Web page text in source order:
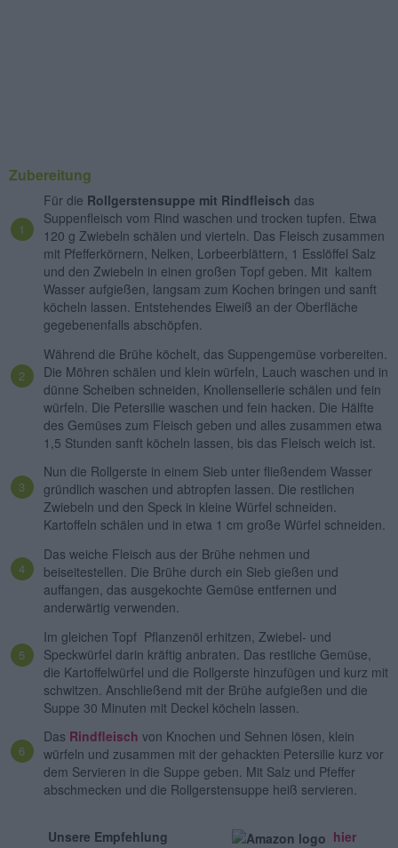
Zubereitung
Für die Rollgerstensuppe mit Rindfleisch das
Suppenfleisch vom Rind waschen und trocken tupfen. Etwa
120 g Zwiebeln schälen und vierteln. Das Fleisch zusammen
mit Pfefferkörnern, Nelken, Lorbeerblättern, 1 Esslöffel Salz
und den Zwiebeln in einen großen Topf geben. Mit kaltem
Wasser aufgießen, langsam zum Kochen bringen und sanft
köcheln lassen. Entstehendes Eiweiß an der Oberfläche
gegebenenfalls abschöpfen.
Während die Brühe köchelt, das Suppengemüse vorbereiten.
Die Möhren schälen und klein würfeln, Lauch waschen und in
dünne Scheiben schneiden, Knollensellerie schälen und fein
würfeln. Die Petersilie waschen und fein hacken. Die Hälfte
des Gemüses zum Fleisch geben und alles zusammen etwa
1,5 Stunden sanft köcheln lassen, bis das Fleisch weich ist.
Nun die Rollgerste in einem Sieb unter fließendem Wasser
gründlich waschen und abtropfen lassen. Die restlichen
Zwiebeln und den Speck in kleine Würfel schneiden.
Kartoffeln schälen und in etwa 1 cm große Würfel schneiden.
Das weiche Fleisch aus der Brühe nehmen und
beiseitestellen. Die Brühe durch ein Sieb gießen und
auffangen, das ausgekochte Gemüse entfernen und
anderwärtig verwenden.
Im gleichen Topf Pflanzenöl erhitzen, Zwiebel- und
Speckwürfel darin kräftig anbraten. Das restliche Gemüse,
die Kartoffelwürfel und die Rollgerste hinzufügen und kurz mit
schwitzen. Anschließend mit der Brühe aufgießen und die
Suppe 30 Minuten mit Deckel köcheln lassen.
Das Rindfleisch von Knochen und Sehnen lösen, klein
würfeln und zusammen mit der gehackten Petersilie kurz vor
dem Servieren in die Suppe geben. Mit Salz und Pfeffer
abschmecken und die Rollgerstensuppe heiß servieren.
Unsere Empfehlung
hier